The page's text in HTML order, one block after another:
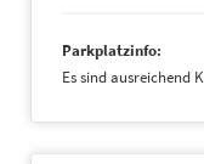
Parkplatzinfo:
Es sind ausreichend